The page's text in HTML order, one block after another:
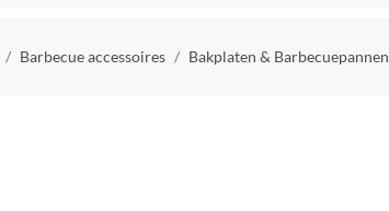
Barbecue accessoires Bakplaten & Barbecuepannen